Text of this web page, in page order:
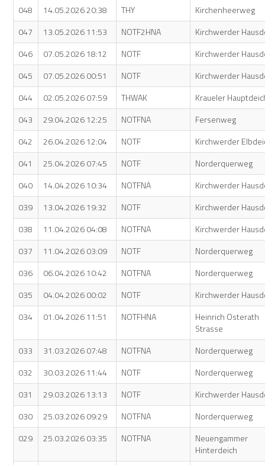
048
14.05.2026 20:38 THY
Kirchenheerweg
047
13.05.2026 11:53 NOTF2HNA
Kirchwerder
046
07.05.2026 18:12 NOTF
Kirchwerder
045
07.05.2026 00:51 NOTF
Kirchwerder
044
02.05.2026 07:59 THWAK
Kraueler
043
29.04.2026 12:25 NOTFNA
Fersenweg
042
26.04.2026 12:04 NOTF
Kirchwerder
041
25.04.2026 07:45 NOTF
Norderquerweg
040
14.04.2026 10:34 NOTFNA
Kirchwerder
039
13.04.2026 19:32 NOTF
Kirchwerder
038
11.04.2026 04:08 NOTFNA
Kirchwerder
037
11.04.2026 03:09 NOTF
Norderquerweg
036
06.04.2026 10:42 NOTFNA
Norderquerweg
035
04.04.2026 00:02 NOTF
Kirchwerder
034
01.04.2026 11:51 NOTFHNA
Heinrich Osterath
Strasse
033
31.03.2026 07:48 NOTFNA
Norderquerweg
032
30.03.2026 11:44 NOTF
Norderquerweg
031
29.03.2026 13:13 NOTF
Kirchwerder
030
25.03.2026 09:29 NOTFNA
Norderquerweg
029
25.03.2026 03:35 NOTFNA
Neuengammer
Hinterdeich